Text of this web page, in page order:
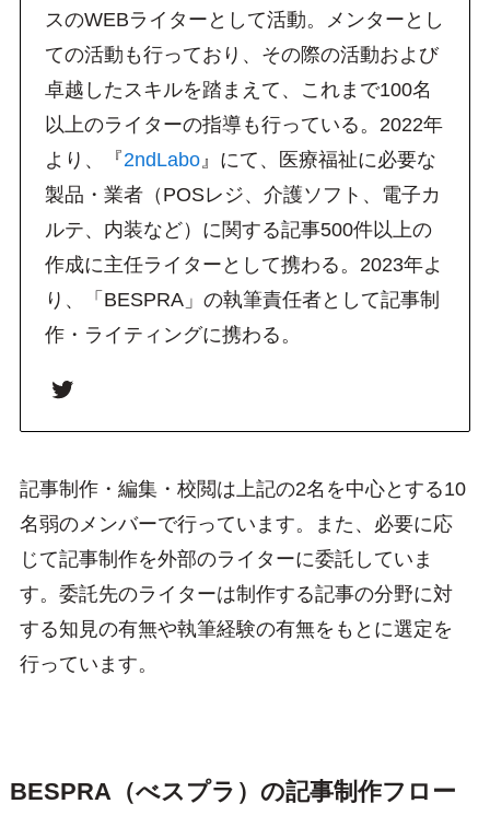
スのWEBライターとして活動。メンターとし
ての活動も行っており、その際の活動および
卓越したスキルを踏まえて、これまで100名
以上のライターの指導も行っている。2022年
より、『2ndLabo 』にて、医療福祉に必要な
製品・業者（POSレジ、介護ソフト、電子カ
ルテ、内装など）に関する記事500件以上の
作成に主任ライターとして携わる。2023年よ
り、「BESPRA」の執筆責任者として記事制
作・ライティングに携わる。
Twitter
記事制作・編集・校閲は上記の2名を中心とする10
名弱のメンバーで行っています。また、必要に応
じて記事制作を外部のライターに委託していま
す。委託先のライターは制作する記事の分野に対
する知見の有無や執筆経験の有無をもとに選定を
行っています。
BESPRA（べスプラ）の記事制作フロー